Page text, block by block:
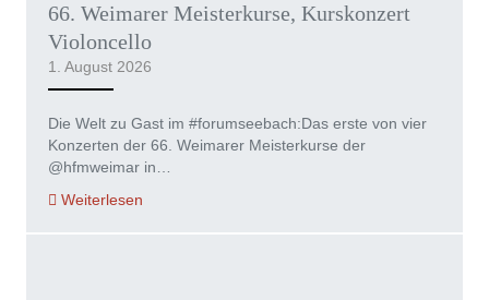
66. Weimarer Meisterkurse, Kurskonzert
Violoncello
1. August 2026
Die Welt zu Gast im #forumseebach:Das erste von vier
Konzerten der 66. Weimarer Meisterkurse der
@hfmweimar in…
Weiterlesen